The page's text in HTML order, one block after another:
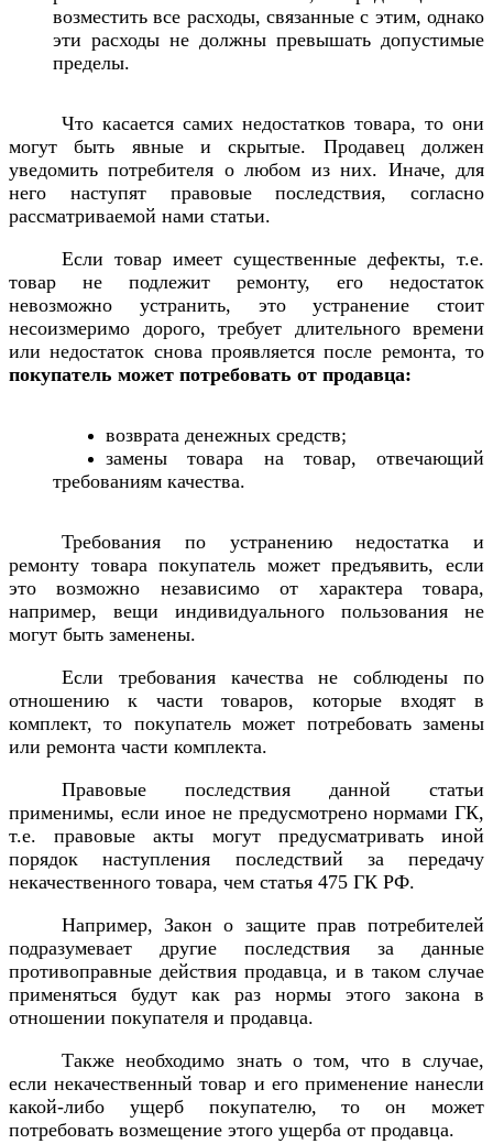
возместить все расходы, связанные с этим, однако
эти расходы не должны превышать допустимые
пределы.
Что касается самих недостатков товара, то они
могут быть явные и скрытые. Продавец должен
уведомить потребителя о любом из них. Иначе, для
него наступят правовые последствия, согласно
рассматриваемой нами статьи.
Если товар имеет существенные дефекты, т.е.
товар не подлежит ремонту, его недостаток
невозможно устранить, это устранение стоит
несоизмеримо дорого, требует длительного времени
или недостаток снова проявляется после ремонта, то
покупатель может потребовать от продавца:
возврата денежных средств;
замены товара на товар, отвечающий
требованиям качества.
Требования по устранению недостатка и
ремонту товара покупатель может предъявить, если
это возможно независимо от характера товара,
например, вещи индивидуального пользования не
могут быть заменены.
Если требования качества не соблюдены по
отношению к части товаров, которые входят в
комплект, то покупатель может потребовать замены
или ремонта части комплекта.
Правовые последствия данной статьи
применимы, если иное не предусмотрено нормами ГК,
т.е. правовые акты могут предусматривать иной
порядок наступления последствий за передачу
некачественного товара, чем статья 475 ГК РФ.
Например, Закон о защите прав потребителей
подразумевает другие последствия за данные
противоправные действия продавца, и в таком случае
применяться будут как раз нормы этого закона в
отношении покупателя и продавца.
Также необходимо знать о том, что в случае,
если некачественный товар и его применение нанесли
какой-либо ущерб покупателю, то он может
потребовать возмещение этого ущерба от продавца.